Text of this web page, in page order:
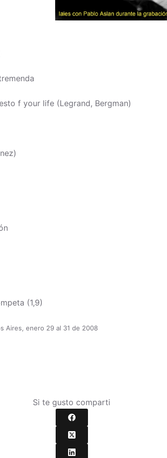
f your life (Legrand, Bergman)
(1,9)
Aires, enero 29 al 31 de 2008
Si te gusto comparti